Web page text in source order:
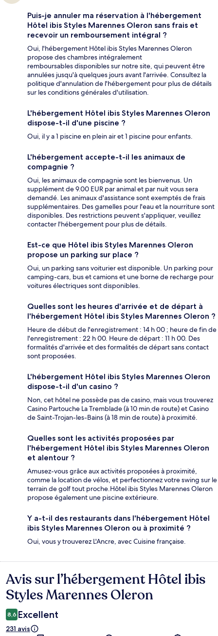
Puis-je annuler ma réservation à l'hébergement
Hôtel ibis Styles Marennes Oleron sans frais et
recevoir un remboursement intégral ?
Oui, l'hébergement Hôtel ibis Styles Marennes Oleron
propose des chambres intégralement
remboursables disponibles sur notre site, qui peuvent être
annulées jusqu'à quelques jours avant l'arrivée. Consultez la
politique d'annulation de l'hébergement pour plus de détails
sur les conditions générales d'utilisation.
L'hébergement Hôtel ibis Styles Marennes Oleron
dispose-t-il d'une piscine ?
Oui, il y a 1 piscine en plein air et 1 piscine pour enfants.
L'hébergement accepte-t-il les animaux de
compagnie ?
Oui, les animaux de compagnie sont les bienvenus. Un
supplément de 9.00 EUR par animal et par nuit vous sera
demandé. Les animaux d'assistance sont exemptés de frais
supplémentaires. Des gamelles pour l'eau et la nourriture sont
disponibles. Des restrictions peuvent s'appliquer, veuillez
contacter l'hébergement pour plus de détails.
Est-ce que Hôtel ibis Styles Marennes Oleron
propose un parking sur place ?
Oui, un parking sans voiturier est disponible. Un parking pour
camping-cars, bus et camions et une borne de recharge pour
voitures électriques sont disponibles.
Quelles sont les heures d'arrivée et de départ à
l'hébergement Hôtel ibis Styles Marennes Oleron ?
Heure de début de l'enregistrement : 14 h 00 ; heure de fin de
l'enregistrement : 22 h 00. Heure de départ : 11 h 00. Des
formalités d'arrivée et des formalités de départ sans contact
sont proposées.
L'hébergement Hôtel ibis Styles Marennes Oleron
dispose-t-il d'un casino ?
Non, cet hôtel ne possède pas de casino, mais vous trouverez
Casino Partouche La Tremblade (à 10 min de route) et Casino
de Saint-Trojan-les-Bains (à 18 min de route) à proximité.
Quelles sont les activités proposées par
l'hébergement Hôtel ibis Styles Marennes Oleron
et alentour ?
Amusez-vous grâce aux activités proposées à proximité,
comme la location de vélos, et perfectionnez votre swing sur le
terrain de golf tout proche.Hôtel ibis Styles Marennes Oleron
propose également une piscine extérieure.
Y a-t-il des restaurants dans l'hébergement Hôtel
ibis Styles Marennes Oleron ou à proximité ?
Oui, vous y trouverez L'Ancre, avec Cuisine française.
Avis
Avis sur l’hébergement Hôtel ibis
Styles Marennes Oleron
8,6 Excellent
231 avis